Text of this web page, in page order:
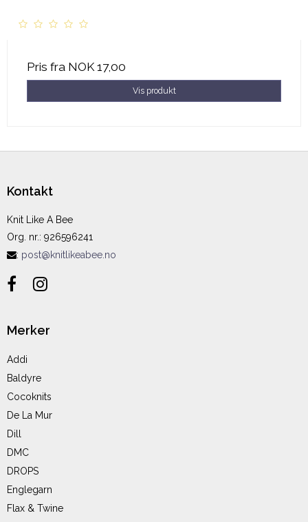
Pris fra NOK 17,00
Vis produkt
Kontakt
Knit Like A Bee
Org. nr.: 926596241
: post@knitlikeabee.no
Merker
Addi
Baldyre
Cocoknits
De La Mur
Dill
DMC
DROPS
Englegarn
Flax & Twine